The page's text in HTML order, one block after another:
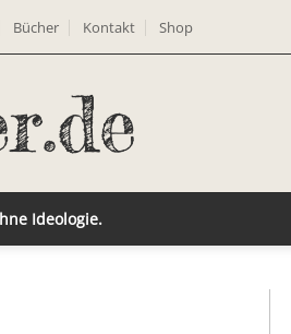
Bücher Kontakt Shop
Ideologie.